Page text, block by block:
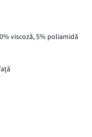
viscoză, 5% poliamidă